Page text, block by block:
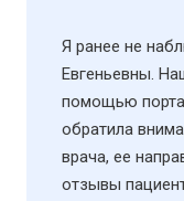
Я ранее не
Евгеньевны.
помощью
обратила
врача, ее
отзывы